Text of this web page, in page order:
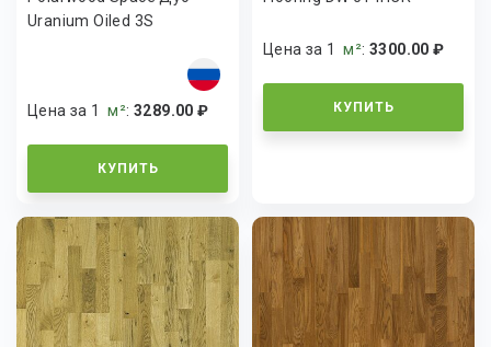
Uranium Oiled 3S
Цена за 1м²:3289.00 ₽
КУПИТЬ
Цена за 1м²:3300.00 ₽
КУПИТЬ